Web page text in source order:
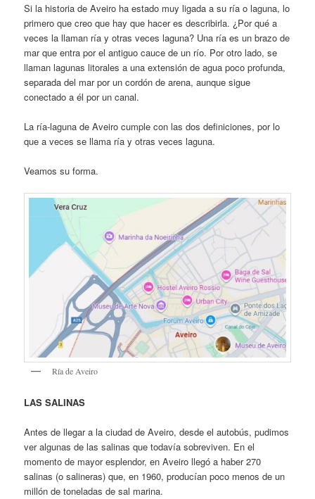
Si la historia de Aveiro ha estado muy ligada a su ría o laguna, lo
primero que creo que hay que hacer es describirla. ¿Por qué a
veces la llaman ría y otras veces laguna? Una ría es un brazo de
mar que entra por el antiguo cauce de un río. Por otro lado, se
llaman lagunas litorales a una extensión de agua poco profunda,
separada del mar por un cordón de arena, aunque sigue
conectado a él por un canal.
La ría-laguna de Aveiro cumple con las dos definiciones, por lo
que a veces se llama ría y otras veces laguna.
Veamos su forma.
Ría de Aveiro
LAS SALINAS
Antes de llegar a la ciudad de Aveiro, desde el autobús, pudimos
ver algunas de las salinas que todavía sobreviven. En el
momento de mayor esplendor, en Aveiro llegó a haber 270
salinas (o salineras) que, en 1960, producían poco menos de un
millón de toneladas de sal marina.